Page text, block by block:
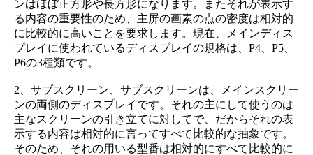
ンはほぼ正方形や長方形になります。またそれが表示す
る内容の重要性のため、主屏の画素の点の密度は相対的
に比較的に高いことを要求します。現在、メインディス
プレイに使われているディスプレイの規格は、P4、P5、
P6の3種類です。
2、サブスクリーン、サブスクリーンは、メインスクリー
ンの両側のディスプレイです。それの主にして使うのは
主なスクリーンの引き立てに対してで、だからそれの表
示する内容は相対的に言ってすべて比較的な抽象です。
そのため、それの用いる型番は相対的にすべて比較的に